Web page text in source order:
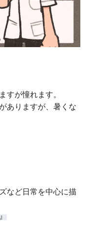
すが憧れます。
ありますが、暑くな
など日常を中心に描